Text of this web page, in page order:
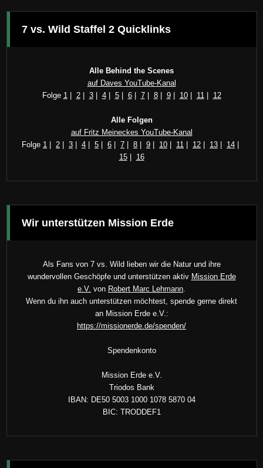
7 vs. Wild Staffel 2 Quicklinks
Alle Behind the Scenes
auf Daves YouTube-Kanal
Folge 1 2| 3| 4| 5| 6| 7| 8| 9| 10| 11 12
Alle Folgen
auf Fritz Meineckes YouTube-Kanal
Folge 1 2 3 4 5 6 7 8 9 10 11 12 13 14
15| 16
Wir unterstützen Mission Erde
Als Fans von 7 vs. Wild lieben wir die Natur und ihre
wundervollen Geschöpfe und unterstützen aktiv Mission Erde
e.V. von Robert Marc Lehmann
Wenn du ihn auch unterstützen möchtest, spende gerne direkt
an Mission Erde e.V.:
https://missionerde.de/spenden/
Spendenkonto
Mission Erde e.V.
Triodos Bank
IBAN: DE50 5003 1000 1078 5870 04
BIC: TRODDEF1